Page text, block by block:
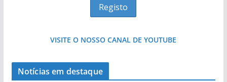
VISITE O NOSSO CANAL DE YOUTUBE
Notícias em destaque